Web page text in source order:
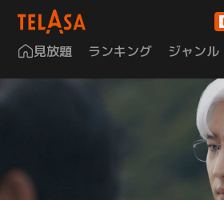
見放題 ランキング ジャンル